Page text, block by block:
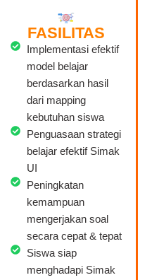
FASILITAS
Implementasi efektif
model belajar
berdasarkan hasil
dari mapping
kebutuhan siswa
Penguasaan strategi
belajar efektif Simak
UI
Peningkatan
kemampuan
mengerjakan soal
secara cepat & tepat
Siswa siap
menghadapi Simak